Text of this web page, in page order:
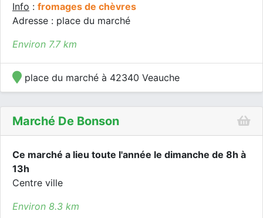
Info : fromages de chèvres
Adresse : place du marché
Environ 7.7 km
place du marché à 42340 Veauche
Marché De Bonson
Ce marché a lieu toute l'année le dimanche de 8h à
13h
Centre ville
Environ 8.3 km